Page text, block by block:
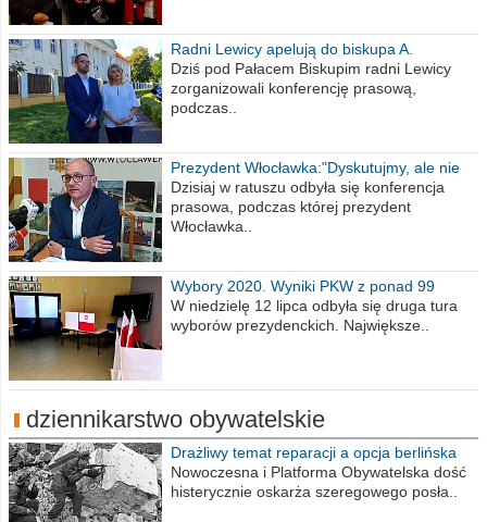
Radni Lewicy apelują do biskupa A.
Wiesława Meringa
Dziś pod Pałacem Biskupim radni Lewicy
zorganizowali konferencję prasową,
podczas..
Prezydent Włocławka:"Dyskutujmy, ale nie
obrażajmy się”
Dzisiaj w ratuszu odbyła się konferencja
prasowa, podczas której prezydent
Włocławka..
Wybory 2020. Wyniki PKW z ponad 99
procent obwodów
W niedzielę 12 lipca odbyła się druga tura
wyborów prezydenckich. Największe..
dziennikarstwo obywatelskie
Drażliwy temat reparacji a opcja berlińska
Nowoczesna i Platforma Obywatelska dość
histerycznie oskarża szeregowego posła..